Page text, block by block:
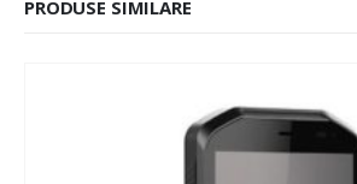
PRODUSE SIMILARE